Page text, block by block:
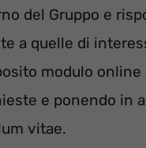
del Gruppo e
a quelle di
modulo online
e ponendo in
vitae.